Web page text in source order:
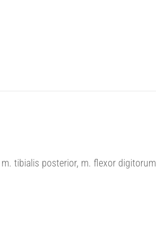
tibialis posterior, m. flexor digitorum